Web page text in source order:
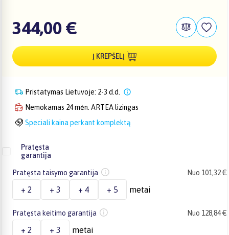
344,00 €
Į KREPŠELĮ
Pristatymas Lietuvoje: 2-3 d.d.
Nemokamas 24 mėn. ARTEA lizingas
Speciali kaina perkant komplektą
Pratęsta
garantija
Pratęsta taisymo garantija Nuo 101,32 €
+ 2 + 3 + 4 + 5 metai
Pratęsta keitimo garantija Nuo 128,84 €
+ 2 + 3 metai